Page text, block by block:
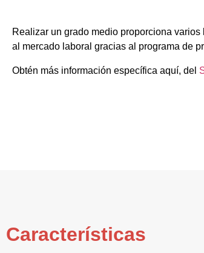
Realizar un grado medio proporciona
al mercado laboral gracias al programa de
Obtén más información específica aquí, del
Características